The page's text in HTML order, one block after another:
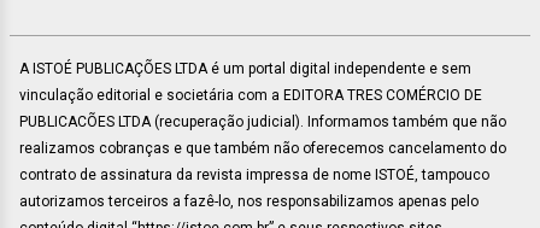
A ISTOÉ PUBLICAÇÕES LTDA é um portal digital independente e sem
vinculação editorial e societária com a EDITORA TRES COMÉRCIO DE
PUBLICACÕES LTDA (recuperação judicial). Informamos também que não
realizamos cobranças e que também não oferecemos cancelamento do
contrato de assinatura da revista impressa de nome ISTOÉ, tampouco
autorizamos terceiros a fazê-lo, nos responsabilizamos apenas pelo